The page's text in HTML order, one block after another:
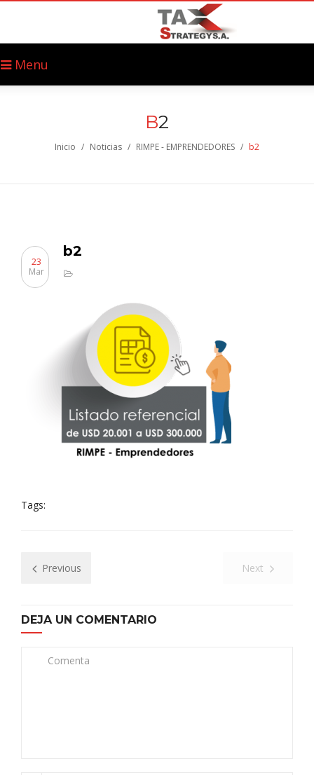
Menu
B2
Inicio / Noticias / RIMPE - EMPRENDEDORES / b2
b2
23
Mar
Tags:
Previous Next
DEJA UN COMENTARIO
Comenta